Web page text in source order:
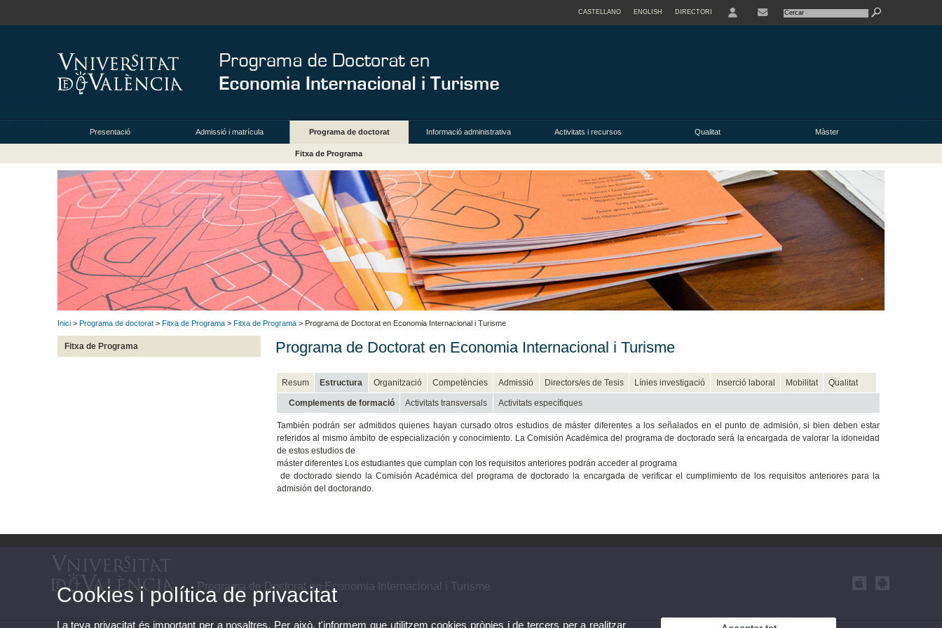
CASTELLANO ENGLISH DIRECTORI
Presentació Admissió i matrícula Programa de doctorat Informació administrativa Activitats i recursos Qualitat Màster
Fitxa de Programa
Inici > Programa de doctorat > Fitxa de Programa > Fitxa de Programa > Programa de Doctorat en Economia Internacional i Turisme
Fitxa de Programa Programa de Doctorat en Economia Internacional i Turisme
Resum Estructura Organització Competències Admissió Directors/es de Tesis Línies investigació Inserció laboral Mobilitat Qualitat
Complements de formació Activitats transversals Activitats específiques
También podrán ser admitidos quienes hayan cursado otros estudios de máster diferentes a los señalados en el punto de admisión, si bien deben estar
referidos al mismo ámbito de especialización y conocimiento. La Comisión Académica del programa de doctorado será la encargada de valorar la idoneidad
de estos estudios de
máster diferentes Los estudiantes que cumplan con los requisitos anteriores podrán acceder al programa
de doctorado siendo la Comisión Académica del programa de doctorado la encargada de verificar el cumplimiento de los requisitos anteriores para la
admisión del doctorando.
Programa de Doctorat en Economia Internacional i Turisme
Cookies i política de privacitat
La teva privacitat és important per a nosaltres. Per això, t'informem que utilitzem cookies pròpies i de tercers per a realitzar